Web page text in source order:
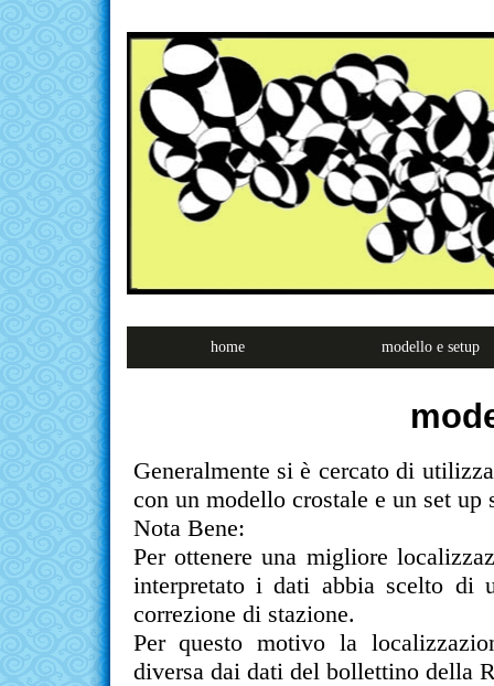
home modello e setup
Generalmente si è cercato di
con un modello crostale e un set up
Nota Bene:
Per ottenere una migliore
interpretato i dati abbia scelto di
correzione di stazione.
Per questo motivo la
diversa dai dati del bollettino della